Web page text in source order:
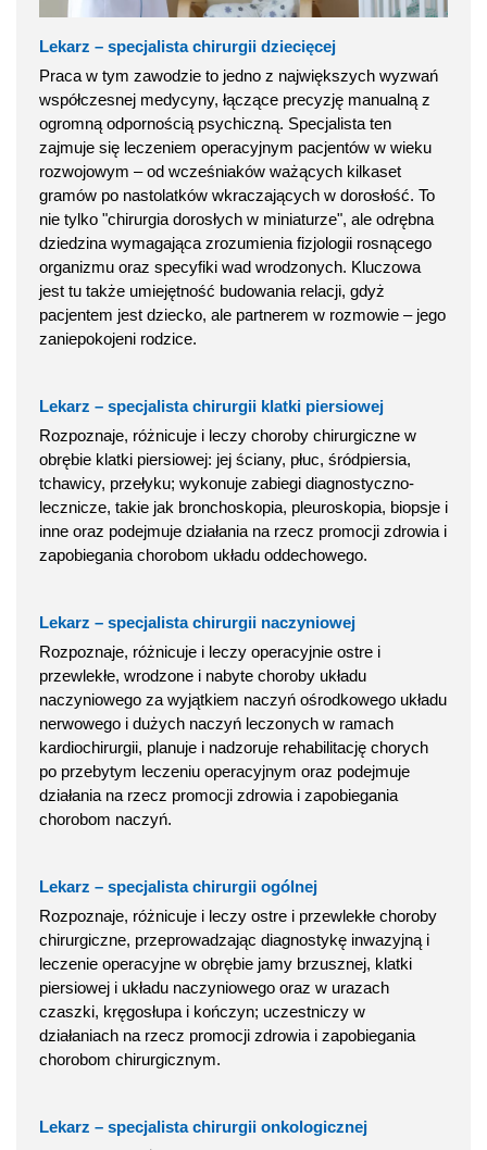
Lekarz – specjalista chirurgii dziecięcej
Praca w tym zawodzie to jedno z największych wyzwań
współczesnej medycyny, łączące precyzję manualną z
ogromną odpornością psychiczną. Specjalista ten
zajmuje się leczeniem operacyjnym pacjentów w wieku
rozwojowym – od wcześniaków ważących kilkaset
gramów po nastolatków wkraczających w dorosłość. To
nie tylko "chirurgia dorosłych w miniaturze", ale odrębna
dziedzina wymagająca zrozumienia fizjologii rosnącego
organizmu oraz specyfiki wad wrodzonych. Kluczowa
jest tu także umiejętność budowania relacji, gdyż
pacjentem jest dziecko, ale partnerem w rozmowie – jego
zaniepokojeni rodzice.
Lekarz – specjalista chirurgii klatki piersiowej
Rozpoznaje, różnicuje i leczy choroby chirurgiczne w
obrębie klatki piersiowej: jej ściany, płuc, śródpiersia,
tchawicy, przełyku; wykonuje zabiegi diagnostyczno-
lecznicze, takie jak bronchoskopia, pleuroskopia, biopsje i
inne oraz podejmuje działania na rzecz promocji zdrowia i
zapobiegania chorobom układu oddechowego.
Lekarz – specjalista chirurgii naczyniowej
Rozpoznaje, różnicuje i leczy operacyjnie ostre i
przewlekłe, wrodzone i nabyte choroby układu
naczyniowego za wyjątkiem naczyń ośrodkowego układu
nerwowego i dużych naczyń leczonych w ramach
kardiochirurgii, planuje i nadzoruje rehabilitację chorych
po przebytym leczeniu operacyjnym oraz podejmuje
działania na rzecz promocji zdrowia i zapobiegania
chorobom naczyń.
Lekarz – specjalista chirurgii ogólnej
Rozpoznaje, różnicuje i leczy ostre i przewlekłe choroby
chirurgiczne, przeprowadzając diagnostykę inwazyjną i
leczenie operacyjne w obrębie jamy brzusznej, klatki
piersiowej i układu naczyniowego oraz w urazach
czaszki, kręgosłupa i kończyn; uczestniczy w
działaniach na rzecz promocji zdrowia i zapobiegania
chorobom chirurgicznym.
Lekarz – specjalista chirurgii onkologicznej